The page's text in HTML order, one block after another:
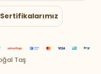
Sertifikalarımız